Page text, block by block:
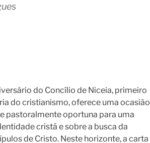
do Concílio de Niceia, primeiro
do cristianismo, oferece uma ocasião
pastoralmente oportuna para uma
cristã e sobre a busca da
de Cristo. Neste horizonte, a carta